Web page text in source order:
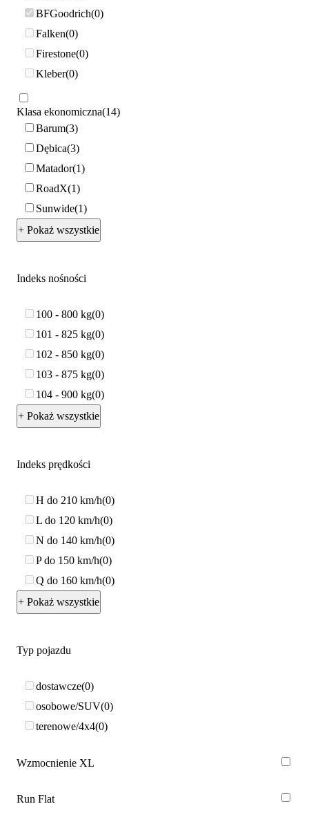
BFGoodrich 0
Falken 0
Firestone 0
Kleber 0
Klasa ekonomiczna 14
Barum 3
Dębica 3
Matador 1
RoadX 1
Sunwide 1
+ Pokaż wszystkie
Indeks nośności
100 - 800 kg 0
101 - 825 kg 0
102 - 850 kg 0
103 - 875 kg 0
104 - 900 kg 0
+ Pokaż wszystkie
Indeks prędkości
H do 210 km/h 0
L do 120 km/h 0
N do 140 km/h 0
P do 150 km/h 0
Q do 160 km/h 0
+ Pokaż wszystkie
Typ pojazdu
dostawcze 0
osobowe/SUV 0
terenowe/4x4 0
Wzmocnienie XL
Run Flat